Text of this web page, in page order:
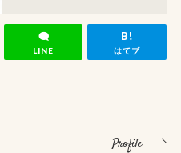
LINE はてブ
Profile